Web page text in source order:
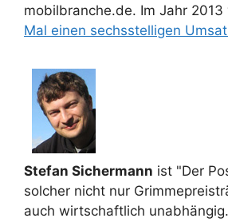
mobilbranche.de. Im Jahr 2013
Mal einen sechsstelligen
Stefan Sichermann ist "Der
solcher nicht nur
auch wirtschaftlich